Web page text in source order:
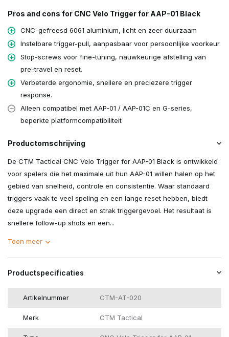
Pros and cons for CNC Velo Trigger for AAP-01 Black
CNC-gefreesd 6061 aluminium, licht en zeer duurzaam
Instelbare trigger-pull, aanpasbaar voor persoonlijke voorkeur
Stop-screws voor fine-tuning, nauwkeurige afstelling van
pre-travel en reset.
Verbeterde ergonomie, snellere en preciezere trigger
response.
Alleen compatibel met AAP-01 / AAP-01C en G-series,
beperkte platformcompatibiliteit
Productomschrijving
De CTM Tactical CNC Velo Trigger for AAP-01 Black is ontwikkeld
voor spelers die het maximale uit hun AAP-01 willen halen op het
gebied van snelheid, controle en consistentie. Waar standaard
triggers vaak te veel speling en een lange reset hebben, biedt
deze upgrade een direct en strak triggergevoel. Het resultaat is
snellere follow-up shots en een...
Toon meer
Productspecificaties
Artikelnummer CTM-AT-020
Merk CTM Tactical